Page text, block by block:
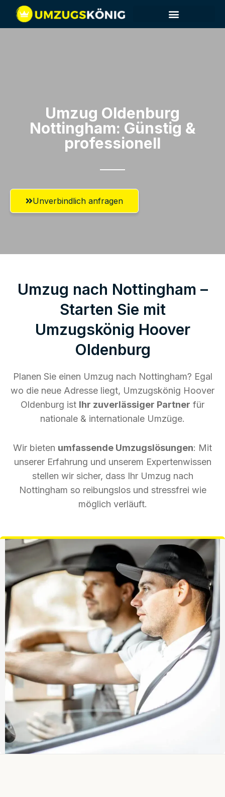
Umzug Oldenburg​
Nottingham: Günstig &
professionell​
Unverbindlich anfragen
Umzug nach Nottingham –
Starten Sie mit
Umzugskönig Hoover
Oldenburg
Planen Sie einen Umzug nach Nottingham? Egal
wo die neue Adresse liegt, Umzugskönig Hoover
Oldenburg ist Ihr zuverlässiger Partner für
nationale & internationale Umzüge.
Wir bieten umfassende Umzugslösungen: Mit
unserer Erfahrung und unserem Expertenwissen
stellen wir sicher, dass Ihr Umzug nach
Nottingham so reibungslos und stressfrei wie
möglich verläuft.